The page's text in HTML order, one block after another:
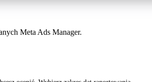
Meta Ads Manager.